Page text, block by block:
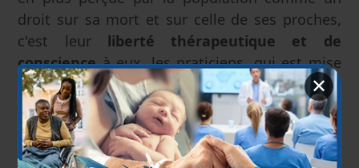
droit sur sa mort et sur celle de ses proches,
c'est leur liberté thérapeutique et de
conscienceà eux, les praticiens, qui est mise
sous pression.
Lemmens qualifie lelobby d'une «petite
minorité de médecins fanatiques»,présente
au sein de la CFCEE, de «prise d'otage du
✕